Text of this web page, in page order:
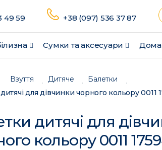
Сумки та аксесуари
49 59 +38 (097) 536 37 87
Взуття Дитяче
Балетки
для дівчинки чорного кольору 0011
дитячі для
кольору 0011